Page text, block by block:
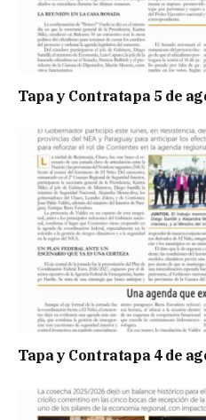
Tapa y Contratapa 5 de
Tapa y Contratapa 4 de